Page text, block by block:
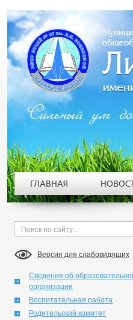
Версия для слабовидящих
Сведения об
организации
Воспитательная работа
Родительский комитет
Сильный ум
ГЛАВНАЯ